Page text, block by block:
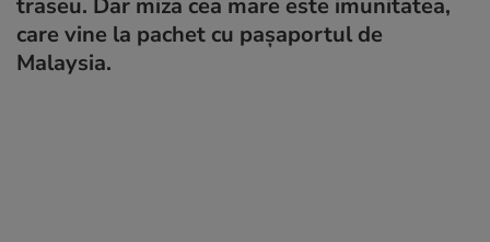
care vine la pachet cu pașaportul de
Malaysia.